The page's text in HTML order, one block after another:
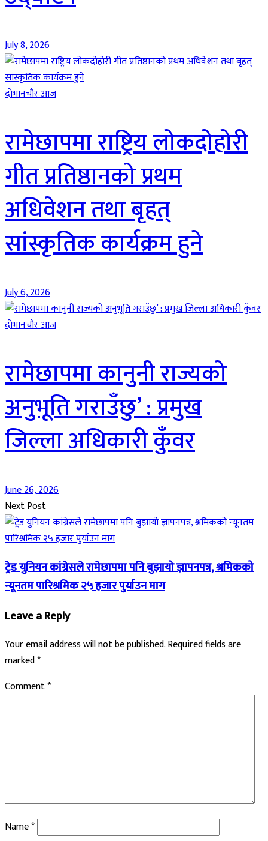
July 8, 2026
दाेभानचाैर आज
रामेछापमा राष्ट्रिय लोकदोहोरी
गीत प्रतिष्ठानको प्रथम
अधिवेशन तथा बृहत्
सांस्कृतिक कार्यक्रम हुने
July 6, 2026
दाेभानचाैर आज
रामेछापमा कानुनी राज्यको
अनुभूति गराउँछु’ : प्रमुख
जिल्ला अधिकारी कुँवर
June 26, 2026
Next Post
ट्रेड युनियन कांग्रेसले रामेछापमा पनि बुझायो ज्ञापनपत्र, श्रमिकको
न्यूनतम पारिश्रमिक २५ हजार पुर्याउन माग
Leave a Reply
Your email address will not be published.Required fields are
marked*
Comment*
Name*